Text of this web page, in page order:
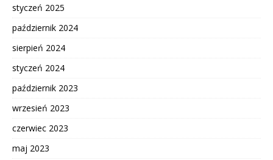
styczeń 2025
październik 2024
sierpień 2024
styczeń 2024
październik 2023
wrzesień 2023
czerwiec 2023
maj 2023